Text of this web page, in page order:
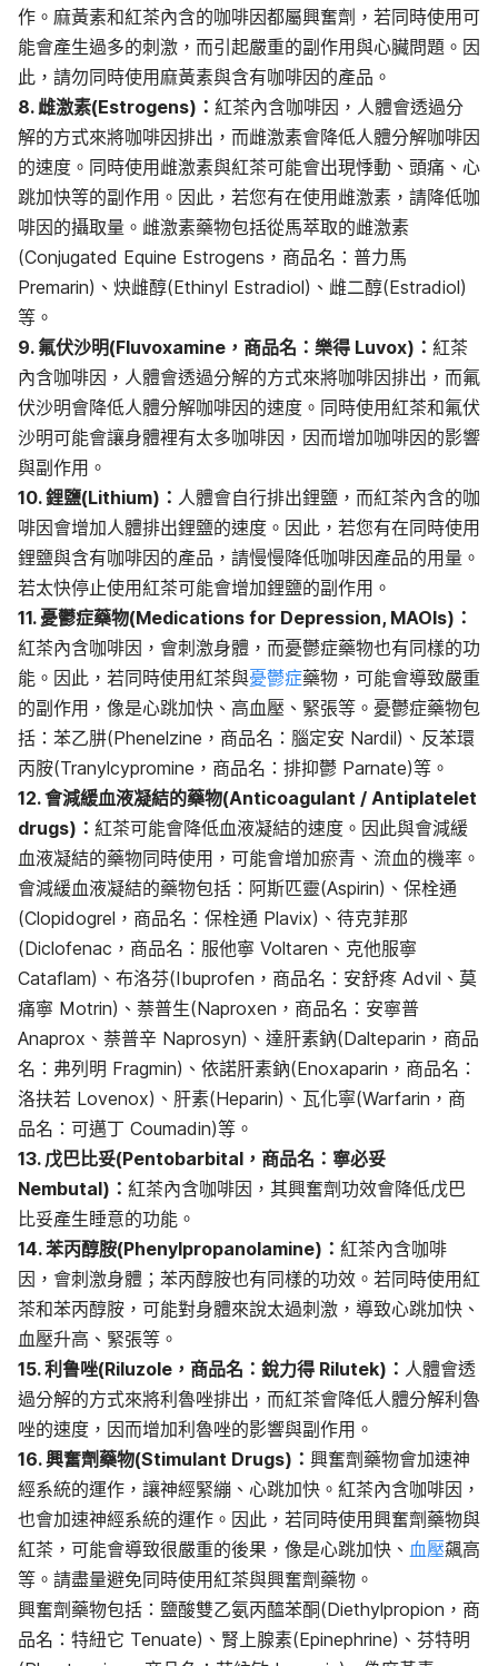
作。麻黃素和紅茶內含的咖啡因都屬興奮劑，若同時使用可
能會產生過多的刺激，而引起嚴重的副作用與心臟問題。因
此，請勿同時使用麻黃素與含有咖啡因的產品。
8. 雌激素(Estrogens)： 紅茶內含咖啡因，人體會透過分
解的方式來將咖啡因排出，而雌激素會降低人體分解咖啡因
的速度。同時使用雌激素與紅茶可能會出現悸動、頭痛、心
跳加快等的副作用。因此，若您有在使用雌激素，請降低咖
啡因的攝取量。雌激素藥物包括從馬萃取的雌激素
(Conjugated Equine Estrogens，商品名：普力馬
Premarin)、炔雌醇(Ethinyl Estradiol)、雌二醇(Estradiol)
等。
9. 氟伏沙明(Fluvoxamine，商品名：樂得 Luvox)： 紅茶
內含咖啡因，人體會透過分解的方式來將咖啡因排出，而氟
伏沙明會降低人體分解咖啡因的速度。同時使用紅茶和氟伏
沙明可能會讓身體裡有太多咖啡因，因而增加咖啡因的影響
與副作用。
10. 鋰鹽(Lithium)： 人體會自行排出鋰鹽，而紅茶內含的咖
啡因會增加人體排出鋰鹽的速度。因此，若您有在同時使用
鋰鹽與含有咖啡因的產品，請慢慢降低咖啡因產品的用量。
若太快停止使用紅茶可能會增加鋰鹽的副作用。
11. 憂鬱症藥物(Medications for Depression, MAOIs)：
紅茶內含咖啡因，會刺激身體，而憂鬱症藥物也有同樣的功
能。因此，若同時使用紅茶與憂鬱症藥物，可能會導致嚴重
的副作用，像是心跳加快、高血壓、緊張等。憂鬱症藥物包
括：苯乙肼(Phenelzine，商品名：腦定安 Nardil)、反苯環
丙胺(Tranylcypromine，商品名：排抑鬱 Parnate)等。
12. 會減緩血液凝結的藥物(Anticoagulant / Antiplatelet
drugs)： 紅茶可能會降低血液凝結的速度。因此與會減緩
血液凝結的藥物同時使用，可能會增加瘀青、流血的機率。
會減緩血液凝結的藥物包括：阿斯匹靈(Aspirin)、保栓通
(Clopidogrel，商品名：保栓通 Plavix)、待克菲那
(Diclofenac，商品名：服他寧 Voltaren、克他服寧
Cataflam)、布洛芬(Ibuprofen，商品名：安舒疼 Advil、莫
痛寧 Motrin)、萘普生(Naproxen，商品名：安寧普
Anaprox、萘普辛 Naprosyn)、達肝素鈉(Dalteparin，商品
名：弗列明 Fragmin)、依諾肝素鈉(Enoxaparin，商品名：
洛扶若 Lovenox)、肝素(Heparin)、瓦化寧(Warfarin，商
品名：可邁丁 Coumadin)等。
13. 戊巴比妥(Pentobarbital，商品名：寧必妥
Nembutal)： 紅茶內含咖啡因，其興奮劑功效會降低戊巴
比妥產生睡意的功能。
14. 苯丙醇胺(Phenylpropanolamine)： 紅茶內含咖啡
因，會刺激身體；苯丙醇胺也有同樣的功效。若同時使用紅
茶和苯丙醇胺，可能對身體來說太過刺激，導致心跳加快、
血壓升高、緊張等。
15. 利鲁唑(Riluzole，商品名：銳力得 Rilutek)： 人體會透
過分解的方式來將利魯唑排出，而紅茶會降低人體分解利魯
唑的速度，因而增加利魯唑的影響與副作用。
16. 興奮劑藥物(Stimulant Drugs)： 興奮劑藥物會加速神
經系統的運作，讓神經緊繃、心跳加快。紅茶內含咖啡因，
也會加速神經系統的運作。因此，若同時使用興奮劑藥物與
紅茶，可能會導致很嚴重的後果，像是心跳加快、 血壓飆高
等。請盡量避免同時使用紅茶與興奮劑藥物。
興奮劑藥物包括：鹽酸雙乙氨丙醯苯酮(Diethylpropion，商
品名：特紐它 Tenuate)、腎上腺素(Epinephrine)、芬特明